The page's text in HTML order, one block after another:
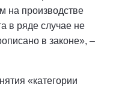
на производстве
в ряде случае не
в законе», –
«категории